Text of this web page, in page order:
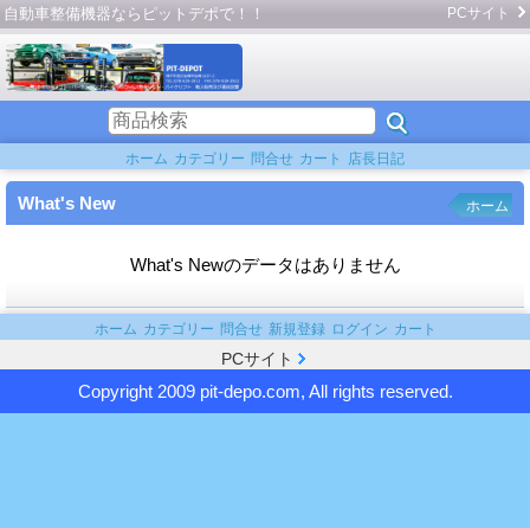
自動車整備機器ならピットデポで！！ PCサイト
ホーム カテゴリー 問合せ カート 店長日記
What's New ホーム
What's Newのデータはありません
ホーム カテゴリー 問合せ 新規登録 ログイン カート
PCサイト
Copyright 2009 pit-depo.com, All rights reserved.